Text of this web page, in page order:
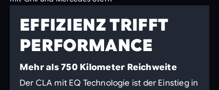
EFFIZIENZ TRIFFT
PERFORMANCE
Mehr als 750 Kilometer Reichweite
Der CLA mit EQ Technologie ist der Einstieg in